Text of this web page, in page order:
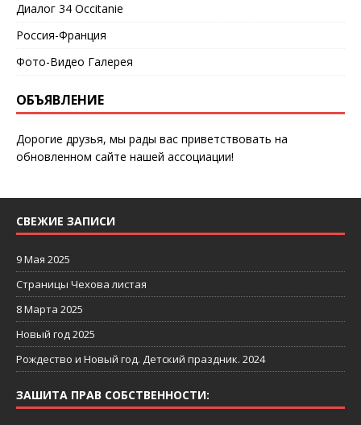
Диалог 34 Occitanie
Россия-Франция
Фото-Видео Галерея
ОБЪЯВЛЕНИЕ
Дорогие друзья, мы рады вас приветствовать на
обновленном сайте нашей ассоциации!
СВЕЖИЕ ЗАПИСИ
9 Мая 2025
Страницы Чехова листая
8 Марта 2025
Новый год 2025
Рождество и Новый год. Детский праздник. 2024
ЗАШИТА ПРАВ СОБСТВЕННОСТИ: